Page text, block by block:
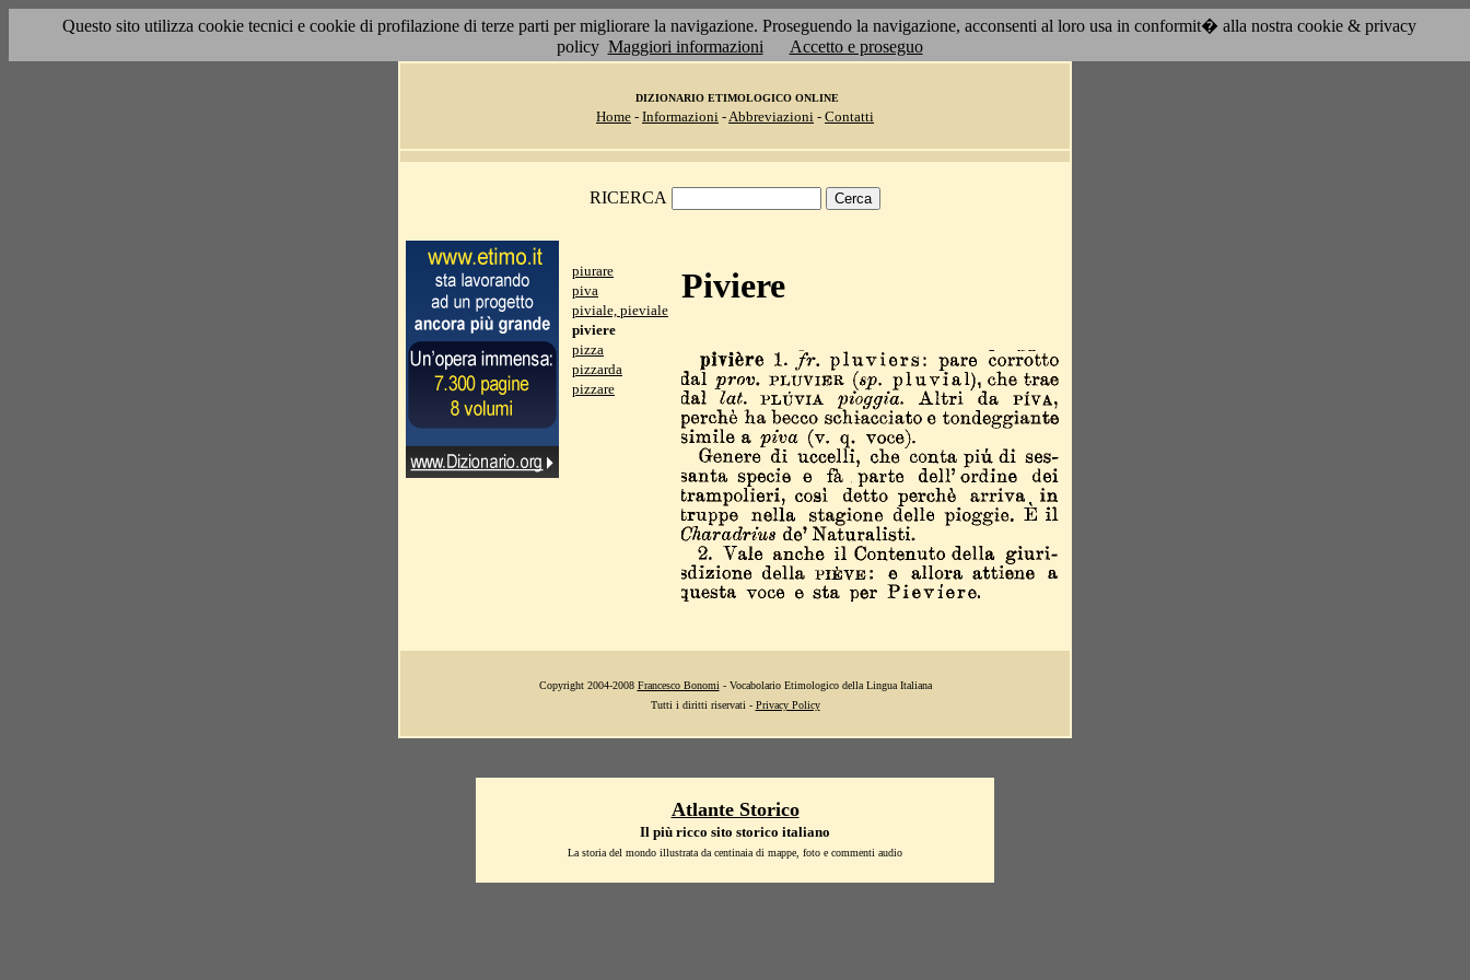
Questo sito utilizza cookie tecnici e cookie di profilazione di terze parti per migliorare la navigazione. Proseguendo la navigazione, acconsenti al loro usa in conformit� alla nostra cookie & privacy
policy Maggiori informazioni Accetto e proseguo
DIZIONARIO ETIMOLOGICO ONLINE
Home - Informazioni -Abbreviazioni - Contatti
RICERCA
piurare
piva
piviale, pieviale
piviere
pizza
pizzarda
pizzare
Piviere
Copyright 2004-2008 Francesco Bonomi - Vocabolario Etimologico della Lingua Italiana
Tutti i diritti riservati - Privacy Policy
Atlante Storico
Il più ricco sito storico italiano
La storia del mondo illustrata da centinaia di mappe, foto e commenti audio